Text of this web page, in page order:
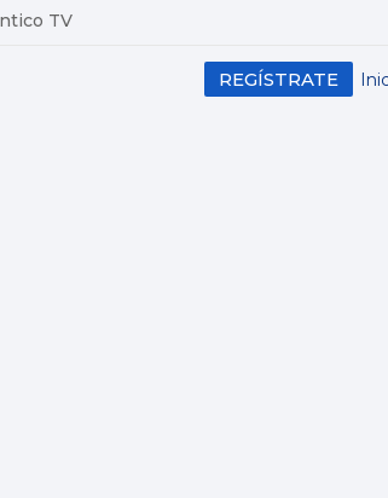
TV
REGÍSTRATE